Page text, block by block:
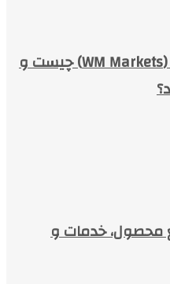
بروکر دبلیو ام مارکتس (WM Markets) چیست و
محصول، خدمات و